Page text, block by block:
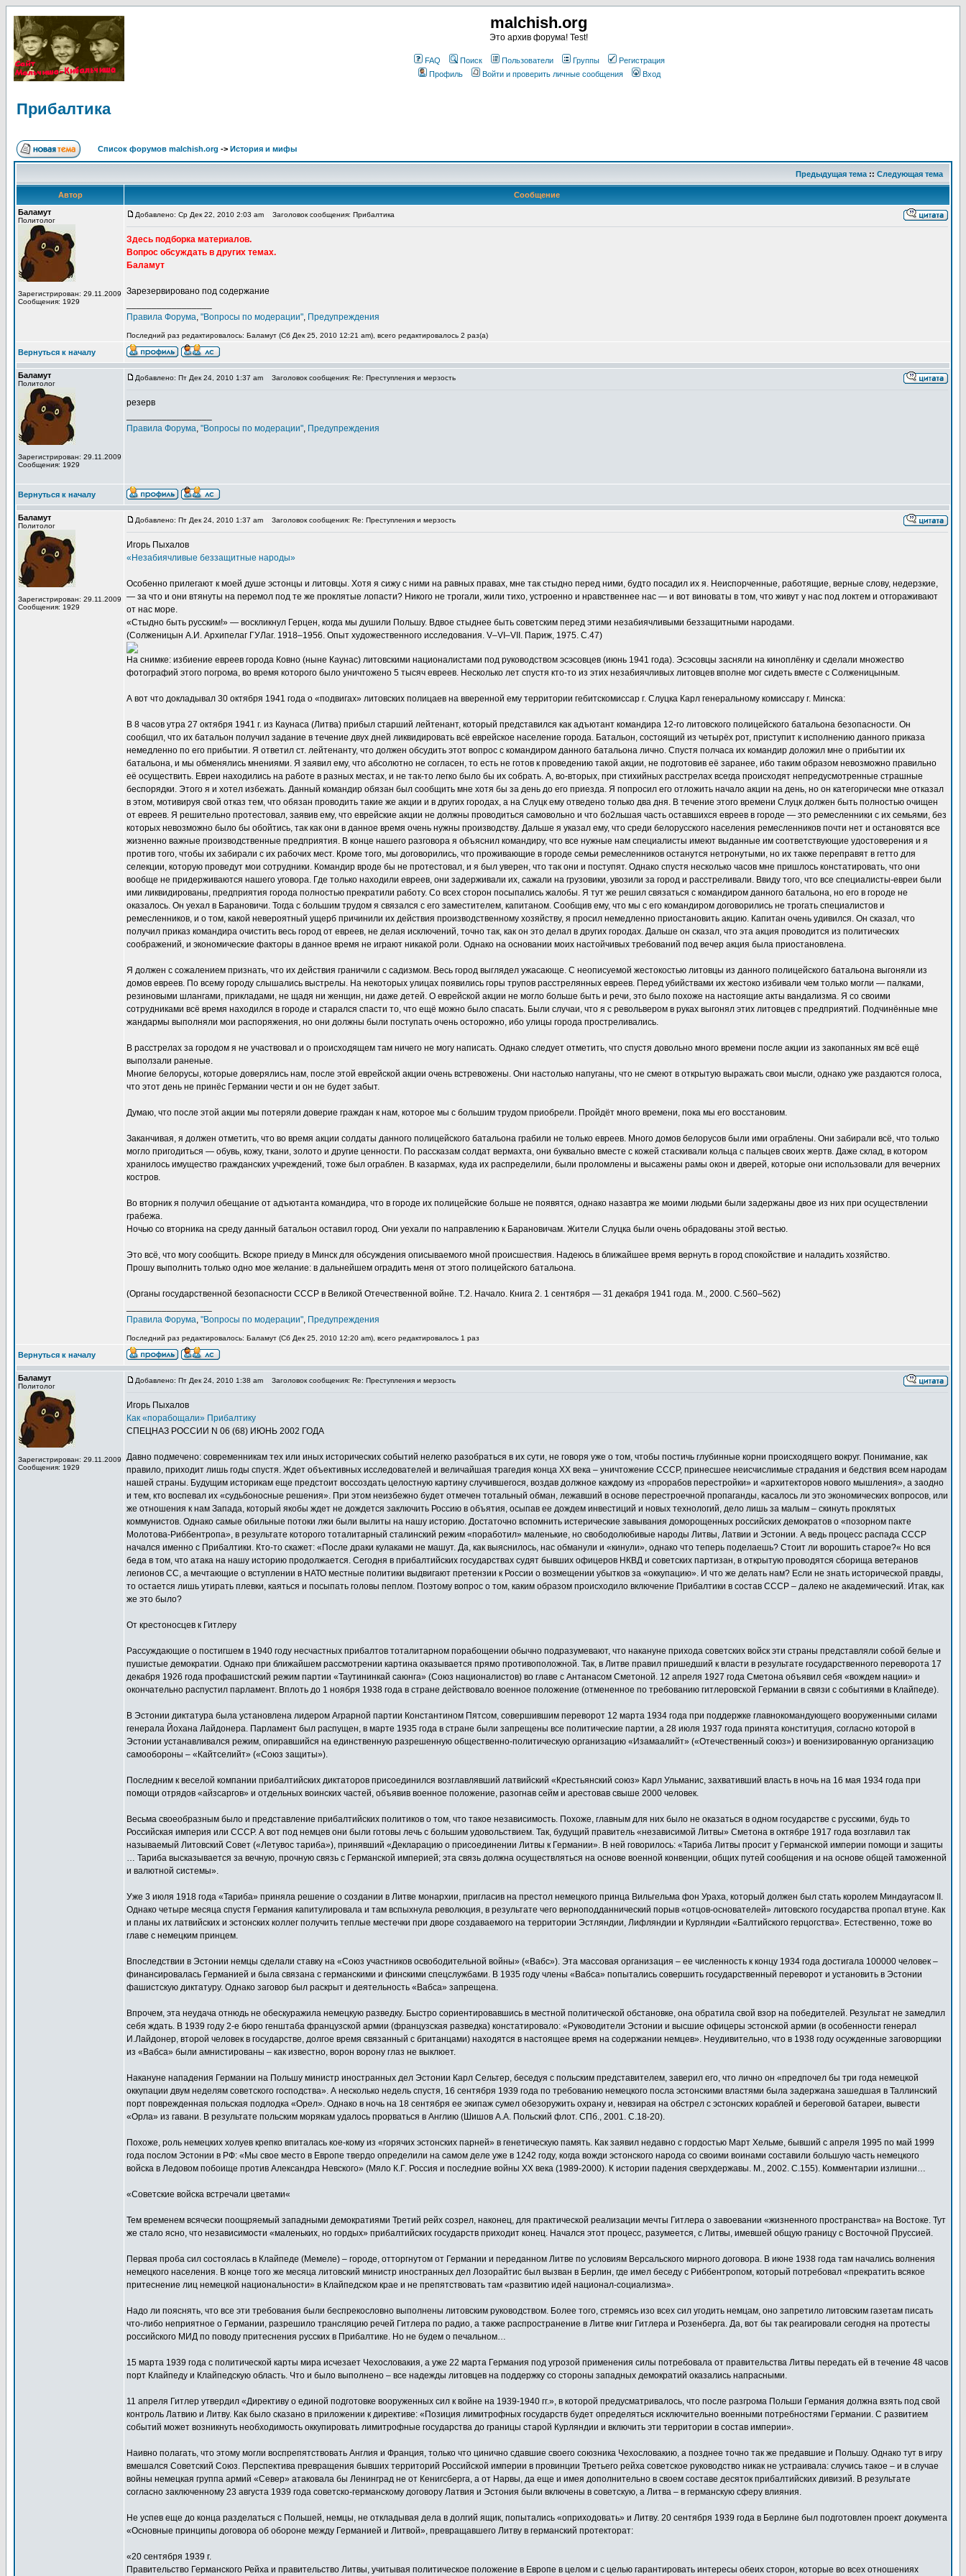
malchish.org
Это архив форума! Test!
FAQ Поиск Пользователи Группы
Регистрация
Профиль
Войти и проверить личные сообщения Вход
Прибалтика
Список форумов malchish.org -> История и мифы
Предыдущая тема :: Следующая тема
Автор
Сообщение
Баламут
Политолог
Зарегистрирован: 29.11.2009
Сообщения: 1929
Добавлено: Ср Дек 22, 2010 2:03 am Заголовок сообщения: Прибалтика
Здесь подборка материалов.
Вопрос обсуждать в других темах.
Баламут
Зарезервировано под содержание
Правила Форума, "Вопросы по модерации", Предупреждения
Последний раз редактировалось: Баламут (Сб Дек 25, 2010 12:21 am), всего редактировалось 2 раз(а)
Вернуться к началу
Баламут
Политолог
Зарегистрирован: 29.11.2009
Сообщения: 1929
Добавлено: Пт Дек 24, 2010 1:37 am Заголовок сообщения: Re: Преступления и мерзость
резерв
Правила Форума, "Вопросы по модерации", Предупреждения
Вернуться к началу
Баламут
Политолог
Зарегистрирован: 29.11.2009
Сообщения: 1929
Добавлено: Пт Дек 24, 2010 1:37 am Заголовок сообщения: Re: Преступления и мерзость
Игорь Пыхалов
«Незабиячливые беззащитные народы»
Особенно прилегают к моей душе эстонцы и литовцы. Хотя я сижу с ними на равных правах, мне так стыдно перед ними, будто посадил их я. Неиспорченные, работящие, верные слову, недерзкие,
— за что и они втянуты на перемол под те же проклятые лопасти? Никого не трогали, жили тихо, устроенно и нравственнее нас — и вот виноваты в том, что живут у нас под локтем и отгораживают
от нас море.
«Стыдно быть русским!» — воскликнул Герцен, когда мы душили Польшу. Вдвое стыднее быть советским перед этими незабиячливыми беззащитными народами.
(Солженицын А.И. Архипелаг ГУЛаг. 1918–1956. Опыт художественного исследования. V–VI–VII. Париж, 1975. С.47)
На снимке: избиение евреев города Ковно (ныне Каунас) литовскими националистами под руководством эсэсовцев (июнь 1941 года). Эсэсовцы засняли на киноплёнку и сделали множество
фотографий этого погрома, во время которого было уничтожено 5 тысяч евреев. Несколько лет спустя кто-то из этих незабиячливых литовцев вполне мог сидеть вместе с Солженицыным.
А вот что докладывал 30 октября 1941 года о «подвигах» литовских полицаев на вверенной ему территории гебитскомиссар г. Слуцка Карл генеральному комиссару г. Минска:
В 8 часов утра 27 октября 1941 г. из Каунаса (Литва) прибыл старший лейтенант, который представился как адъютант командира 12-го литовского полицейского батальона безопасности. Он
сообщил, что их батальон получил задание в течение двух дней ликвидировать всё еврейское население города. Батальон, состоящий из четырёх рот, приступит к исполнению данного приказа
немедленно по его прибытии. Я ответил ст. лейтенанту, что должен обсудить этот вопрос с командиром данного батальона лично. Спустя полчаса их командир доложил мне о прибытии их
батальона, и мы обменялись мнениями. Я заявил ему, что абсолютно не согласен, то есть не готов к проведению такой акции, не подготовив её заранее, ибо таким образом невозможно правильно
её осуществить. Евреи находились на работе в разных местах, и не так-то легко было бы их собрать. А, во-вторых, при стихийных расстрелах всегда происходят непредусмотренные страшные
беспорядки. Этого я и хотел избежать. Данный командир обязан был сообщить мне хотя бы за день до его приезда. Я попросил его отложить начало акции на день, но он категорически мне отказал
в этом, мотивируя свой отказ тем, что обязан проводить такие же акции и в других городах, а на Слуцк ему отведено только два дня. В течение этого времени Слуцк должен быть полностью очищен
от евреев. Я решительно протестовал, заявив ему, что еврейские акции не должны проводиться самовольно и что бо2льшая часть оставшихся евреев в городе — это ремесленники с их семьями, без
которых невозможно было бы обойтись, так как они в данное время очень нужны производству. Дальше я указал ему, что среди белорусского населения ремесленников почти нет и остановятся все
жизненно важные производственные предприятия. В конце нашего разговора я объяснил командиру, что все нужные нам специалисты имеют выданные им соответствующие удостоверения и я
против того, чтобы их забирали с их рабочих мест. Кроме того, мы договорились, что проживающие в городе семьи ремесленников останутся нетронутыми, но их также переправят в гетто для
селекции, которую проведут мои сотрудники. Командир вроде бы не протестовал, и я был уверен, что так они и поступят. Однако спустя несколько часов мне пришлось констатировать, что они
вообще не придерживаются нашего уговора. Где только находили евреев, они задерживали их, сажали на грузовики, увозили за город и расстреливали. Ввиду того, что все специалисты-евреи были
ими ликвидированы, предприятия города полностью прекратили работу. Со всех сторон посыпались жалобы. Я тут же решил связаться с командиром данного батальона, но его в городе не
оказалось. Он уехал в Барановичи. Тогда с большим трудом я связался с его заместителем, капитаном. Сообщив ему, что мы с его командиром договорились не трогать специалистов и
ремесленников, и о том, какой невероятный ущерб причинили их действия производственному хозяйству, я просил немедленно приостановить акцию. Капитан очень удивился. Он сказал, что
получил приказ командира очистить весь город от евреев, не делая исключений, точно так, как он это делал в других городах. Дальше он сказал, что эта акция проводится из политических
соображений, и экономические факторы в данное время не играют никакой роли. Однако на основании моих настойчивых требований под вечер акция была приостановлена.
Я должен с сожалением признать, что их действия граничили с садизмом. Весь город выглядел ужасающе. С неописуемой жестокостью литовцы из данного полицейского батальона выгоняли из
домов евреев. По всему городу слышались выстрелы. На некоторых улицах появились горы трупов расстрелянных евреев. Перед убийствами их жестоко избивали чем только могли — палками,
резиновыми шлангами, прикладами, не щадя ни женщин, ни даже детей. О еврейской акции не могло больше быть и речи, это было похоже на настоящие акты вандализма. Я со своими
сотрудниками всё время находился в городе и старался спасти то, что ещё можно было спасать. Были случаи, что я с револьвером в руках выгонял этих литовцев с предприятий. Подчинённые мне
жандармы выполняли мои распоряжения, но они должны были поступать очень осторожно, ибо улицы города простреливались.
В расстрелах за городом я не участвовал и о происходящем там ничего не могу написать. Однако следует отметить, что спустя довольно много времени после акции из закопанных ям всё ещё
выползали раненые.
Многие белорусы, которые доверялись нам, после этой еврейской акции очень встревожены. Они настолько напуганы, что не смеют в открытую выражать свои мысли, однако уже раздаются голоса,
что этот день не принёс Германии чести и он не будет забыт.
Думаю, что после этой акции мы потеряли доверие граждан к нам, которое мы с большим трудом приобрели. Пройдёт много времени, пока мы его восстановим.
Заканчивая, я должен отметить, что во время акции солдаты данного полицейского батальона грабили не только евреев. Много домов белорусов были ими ограблены. Они забирали всё, что только
могло пригодиться — обувь, кожу, ткани, золото и другие ценности. По рассказам солдат вермахта, они буквально вместе с кожей стаскивали кольца с пальцев своих жертв. Даже склад, в котором
хранилось имущество гражданских учреждений, тоже был ограблен. В казармах, куда их распределили, были проломлены и высажены рамы окон и дверей, которые они использовали для вечерних
костров.
Во вторник я получил обещание от адъютанта командира, что в городе их полицейские больше не появятся, однако назавтра же моими людьми были задержаны двое из них при осуществлении
грабежа.
Ночью со вторника на среду данный батальон оставил город. Они уехали по направлению к Барановичам. Жители Слуцка были очень обрадованы этой вестью.
Это всё, что могу сообщить. Вскоре приеду в Минск для обсуждения описываемого мной происшествия. Надеюсь в ближайшее время вернуть в город спокойствие и наладить хозяйство.
Прошу выполнить только одно мое желание: в дальнейшем оградить меня от этого полицейского батальона.
(Органы государственной безопасности СССР в Великой Отечественной войне. Т.2. Начало. Книга 2. 1 сентября — 31 декабря 1941 года. М., 2000. С.560–562)
Правила Форума, "Вопросы по модерации", Предупреждения
Последний раз редактировалось: Баламут (Сб Дек 25, 2010 12:20 am), всего редактировалось 1 раз
Вернуться к началу
Баламут
Политолог
Зарегистрирован: 29.11.2009
Сообщения: 1929
Добавлено: Пт Дек 24, 2010 1:38 am Заголовок сообщения: Re: Преступления и мерзость
Игорь Пыхалов
Как «порабощали» Прибалтику
СПЕЦНАЗ РОССИИ N 06 (68) ИЮНЬ 2002 ГОДА
Давно подмечено: современникам тех или иных исторических событий нелегко разобраться в их сути, не говоря уже о том, чтобы постичь глубинные корни происходящего вокруг. Понимание, как
правило, приходит лишь годы спустя. Ждет объективных исследователей и величайшая трагедия конца XX века – уничтожение СССР, принесшее неисчислимые страдания и бедствия всем народам
нашей страны. Будущим историкам еще предстоит воссоздать целостную картину случившегося, воздав должное каждому из «прорабов перестройки» и «архитекторов нового мышления», а заодно
и тем, кто воспевал их «судьбоносные решения». При этом неизбежно будет отмечен тотальный обман, лежавший в основе перестроечной пропаганды, касалось ли это экономических вопросов, или
же отношения к нам Запада, который якобы ждет не дождется заключить Россию в объятия, осыпав ее дождем инвестиций и новых технологий, дело лишь за малым – скинуть проклятых
коммунистов. Однако самые обильные потоки лжи были вылиты на нашу историю. Достаточно вспомнить истерические завывания доморощенных российских демократов о «позорном пакте
Молотова-Риббентропа», в результате которого тоталитарный сталинский режим «поработил» маленькие, но свободолюбивые народы Литвы, Латвии и Эстонии. А ведь процесс распада СССР
начался именно с Прибалтики. Кто-то скажет: «После драки кулаками не машут. Да, как выяснилось, нас обманули и «кинули», однако что теперь поделаешь? Стоит ли ворошить старое?« Но вся
беда в том, что атака на нашу историю продолжается. Сегодня в прибалтийских государствах судят бывших офицеров НКВД и советских партизан, в открытую проводятся сборища ветеранов
легионов СС, а мечтающие о вступлении в НАТО местные политики выдвигают претензии к России о возмещении убытков за «оккупацию». И что же делать нам? Если не знать исторической правды,
то остается лишь утирать плевки, каяться и посыпать головы пеплом. Поэтому вопрос о том, каким образом происходило включение Прибалтики в состав СССР – далеко не академический. Итак, как
же это было?
От крестоносцев к Гитлеру
Рассуждающие о постигшем в 1940 году несчастных прибалтов тоталитарном порабощении обычно подразумевают, что накануне прихода советских войск эти страны представляли собой белые и
пушистые демократии. Однако при ближайшем рассмотрении картина оказывается прямо противоположной. Так, в Литве правил пришедший к власти в результате государственного переворота 17
декабря 1926 года профашистский режим партии «Таутининкай саюнга» (Союз националистов) во главе с Антанасом Сметоной. 12 апреля 1927 года Сметона объявил себя «вождем нации» и
окончательно распустил парламент. Вплоть до 1 ноября 1938 года в стране действовало военное положение (отмененное по требованию гитлеровской Германии в связи с событиями в Клайпеде).
В Эстонии диктатура была установлена лидером Аграрной партии Константином Пятсом, совершившим переворот 12 марта 1934 года при поддержке главнокомандующего вооруженными силами
генерала Йохана Лайдонера. Парламент был распущен, в марте 1935 года в стране были запрещены все политические партии, а 28 июля 1937 года принята конституция, согласно которой в
Эстонии устанавливался режим, опиравшийся на единственную разрешенную общественно-политическую организацию «Изамаалийт» («Отечественный союз») и военизированную организацию
самообороны – «Кайтселийт» («Союз защиты»).
Последним к веселой компании прибалтийских диктаторов присоединился возглавлявший латвийский «Крестьянский союз» Карл Ульманис, захвативший власть в ночь на 16 мая 1934 года при
помощи отрядов «айзсаргов» и отдельных воинских частей, объявив военное положение, разогнав сейм и арестовав свыше 2000 человек.
Весьма своеобразным было и представление прибалтийских политиков о том, что такое независимость. Похоже, главным для них было не оказаться в одном государстве с русскими, будь то
Российская империя или СССР. А вот под немцев они были готовы лечь с большим удовольствием. Так, будущий правитель «независимой Литвы» Сметона в октябре 1917 года возглавил так
называемый Литовский Совет («Летувос тариба»), принявший «Декларацию о присоединении Литвы к Германии». В ней говорилось: «Тариба Литвы просит у Германской империи помощи и защиты
… Тариба высказывается за вечную, прочную связь с Германской империей; эта связь должна осуществляться на основе военной конвенции, общих путей сообщения и на основе общей таможенной
и валютной системы».
Уже 3 июля 1918 года «Тариба» приняла решение о создании в Литве монархии, пригласив на престол немецкого принца Вильгельма фон Ураха, который должен был стать королем Миндаугасом II.
Однако четыре месяца спустя Германия капитулировала и там вспыхнула революция, в результате чего верноподданнический порыв «отцов-основателей» литовского государства пропал втуне. Как
и планы их латвийских и эстонских коллег получить теплые местечки при дворе создаваемого на территории Эстляндии, Лифляндии и Курляндии «Балтийского герцогства». Естественно, тоже во
главе с немецким принцем.
Впоследствии в Эстонии немцы сделали ставку на «Союз участников освободительной войны» («Вабс»). Эта массовая организация – ее численность к концу 1934 года достигала 100000 человек –
финансировалась Германией и была связана с германскими и финскими спецслужбами. В 1935 году члены «Вабса» попытались совершить государственный переворот и установить в Эстонии
фашистскую диктатуру. Однако заговор был раскрыт и деятельность «Вабса» запрещена.
Впрочем, эта неудача отнюдь не обескуражила немецкую разведку. Быстро сориентировавшись в местной политической обстановке, она обратила свой взор на победителей. Результат не замедлил
себя ждать. В 1939 году 2-е бюро генштаба французской армии (французская разведка) констатировало: «Руководители Эстонии и высшие офицеры эстонской армии (в особенности генерал
И.Лайдонер, второй человек в государстве, долгое время связанный с британцами) находятся в настоящее время на содержании немцев». Неудивительно, что в 1938 году осужденные заговорщики
из «Вабса» были амнистированы – как известно, ворон ворону глаз не выклюет.
Накануне нападения Германии на Польшу министр иностранных дел Эстонии Карл Сельтер, беседуя с польским представителем, заверил его, что лично он «предпочел бы три года немецкой
оккупации двум неделям советского господства». А несколько недель спустя, 16 сентября 1939 года по требованию немецкого посла эстонскими властями была задержана зашедшая в Таллинский
порт поврежденная польская подлодка «Орел». Однако в ночь на 18 сентября ее экипаж сумел обезоружить охрану и, невзирая на обстрел с эстонских кораблей и береговой батареи, вывести
«Орла» из гавани. В результате польским морякам удалось прорваться в Англию (Шишов А.А. Польский флот. СПб., 2001. С.18-20).
Похоже, роль немецких холуев крепко впиталась кое-кому из «горячих эстонских парней» в генетическую память. Как заявил недавно с гордостью Март Хельме, бывший с апреля 1995 по май 1999
года послом Эстонии в РФ: «Мы свое место в Европе твердо определили на самом деле уже в 1242 году, когда вожди эстонского народа со своими воинами составили большую часть немецкого
войска в Ледовом побоище против Александра Невского» (Мяло К.Г. Россия и последние войны XX века (1989-2000). К истории падения сверхдержавы. М., 2002. С.155). Комментарии излишни…
«Советские войска встречали цветами«
Тем временем всячески поощряемый западными демократиями Третий рейх созрел, наконец, для практической реализации мечты Гитлера о завоевании «жизненного пространства» на Востоке. Тут
же стало ясно, что независимости «маленьких, но гордых» прибалтийских государств приходит конец. Начался этот процесс, разумеется, с Литвы, имевшей общую границу с Восточной Пруссией.
Первая проба сил состоялась в Клайпеде (Мемеле) – городе, отторгнутом от Германии и переданном Литве по условиям Версальского мирного договора. В июне 1938 года там начались волнения
немецкого населения. В конце того же месяца литовский министр иностранных дел Лозорайтис был вызван в Берлин, где имел беседу с Риббентропом, который потребовал «прекратить всякое
притеснение лиц немецкой национальности» в Клайпедском крае и не препятствовать там «развитию идей национал-социализма».
Надо ли пояснять, что все эти требования были беспрекословно выполнены литовским руководством. Более того, стремясь изо всех сил угодить немцам, оно запретило литовским газетам писать
что-либо неприятное о Германии, разрешило трансляцию речей Гитлера по радио, а также распространение в Литве книг Гитлера и Розенберга. Да, вот бы так реагировали сегодня на протесты
российского МИД по поводу притеснения русских в Прибалтике. Но не будем о печальном…
15 марта 1939 года с политической карты мира исчезает Чехословакия, а уже 22 марта Германия под угрозой применения силы потребовала от правительства Литвы передать ей в течение 48 часов
порт Клайпеду и Клайпедскую область. Что и было выполнено – все надежды литовцев на поддержку со стороны западных демократий оказались напрасными.
11 апреля Гитлер утвердил «Директиву о единой подготовке вооруженных сил к войне на 1939-1940 гг.», в которой предусматривалось, что после разгрома Польши Германия должна взять под свой
контроль Латвию и Литву. Как было сказано в приложении к директиве: «Позиция лимитрофных государств будет определяться исключительно военными потребностями Германии. С развитием
событий может возникнуть необходимость оккупировать лимитрофные государства до границы старой Курляндии и включить эти территории в состав империи».
Наивно полагать, что этому могли воспрепятствовать Англия и Франция, только что цинично сдавшие своего союзника Чехословакию, а позднее точно так же предавшие и Польшу. Однако тут в игру
вмешался Советский Союз. Перспектива превращения бывших территорий Российской империи в провинции Третьего рейха советское руководство никак не устраивала: случись такое – и в случае
войны немецкая группа армий «Север» атаковала бы Ленинград не от Кенигсберга, а от Нарвы, да еще и имея дополнительно в своем составе десяток прибалтийских дивизий. В результате
согласно заключенному 23 августа 1939 года советско-германскому договору Латвия и Эстония были включены в советскую, а Литва – в германскую сферу влияния.
Не успев еще до конца разделаться с Польшей, немцы, не откладывая дела в долгий ящик, попытались «оприходовать» и Литву. 20 сентября 1939 года в Берлине был подготовлен проект документа
«Основные принципы договора об обороне между Германией и Литвой», превращавшего Литву в германский протекторат:
«20 сентября 1939 г.
Правительство Германского Рейха и правительство Литвы, учитывая политическое положение в Европе в целом и с целью гарантировать интересы обеих сторон, которые во всех отношениях